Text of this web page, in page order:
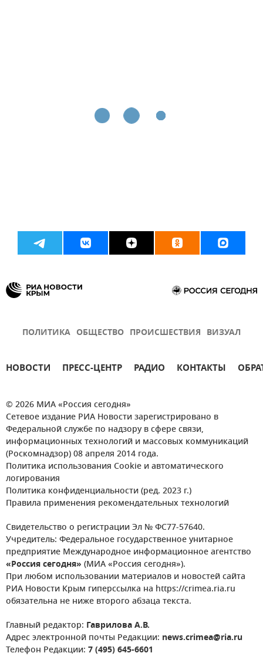
ПОЛИТИКА ОБЩЕСТВО ПРОИСШЕСТВИЯ ВИЗУАЛ
НОВОСТИ ПРЕСС-ЦЕНТР РАДИО КОНТАКТЫ
© 2026 МИА «Россия сегодня»
Сетевое издание РИА Новости зарегистрировано в
Федеральной службе по надзору в сфере связи,
информационных технологий и массовых коммуникаций
(Роскомнадзор) 08 апреля 2014 года.
Политика использования Cookie и автоматического
логирования
Политика конфиденциальности (ред. 2023 г.)
Правила применения рекомендательных технологий
Свидетельство о регистрации Эл № ФС77-57640.
Учредитель: Федеральное государственное унитарное
предприятие Международное информационное агентство
«Россия сегодня» (МИА «Россия сегодня»).
При любом использовании материалов и новостей сайта
РИА Новости Крым гиперссылка на https://crimea.ria.ru
обязательна не ниже второго абзаца текста.
Главный редактор: Гаврилова А.В.
Адрес электронной почты Редакции: news.crimea@ria.ru
Телефон Редакции: 7 (495) 645-6601